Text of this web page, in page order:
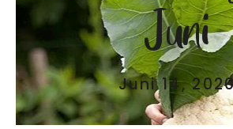
Juni
Juni 14,